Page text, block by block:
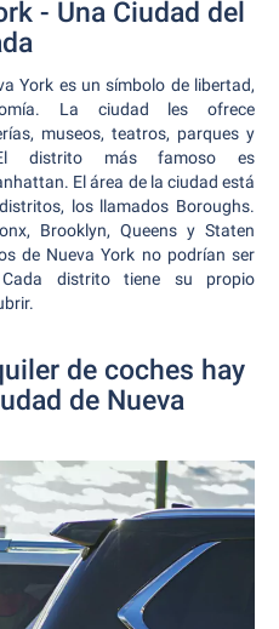
- Una Ciudad del
York es un símbolo de libertad,
La ciudad les ofrece
museos, teatros, parques y
distrito más famoso es
El área de la ciudad está
los llamados Boroughs.
Brooklyn, Queens y Staten
de Nueva York no podrían ser
distrito tiene su propio
de coches hay
de Nueva